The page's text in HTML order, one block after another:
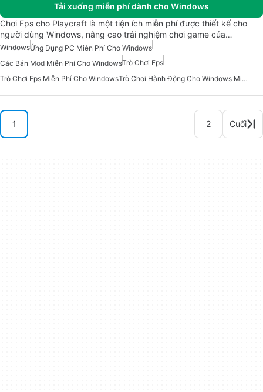
Tải xuống miễn phí dành cho Windows
Chơi Fps cho Playcraft là một tiện ích miễn phí được thiết kế cho
người dùng Windows, nâng cao trải nghiệm chơi game của…
WindowsỨng Dụng PC Miễn Phí Cho Windows
Các Bản Mod Miễn Phí Cho WindowsTrò Chơi Fps
Trò Chơi Fps Miễn Phí Cho Windows
Trò Chơi Hành Động Cho Windows Miễn Phí
1 2 Cuối